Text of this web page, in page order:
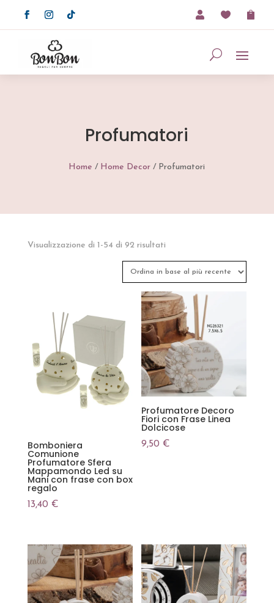
  
Profumatori
Home / Home Decor / Profumatori
Visualizzazione di 1-54 di 92 risultatiOrdina
in
base
più
recente
Bomboniera
Comunione
Profumatore Sfera
Mappamondo Led su
Mani con frase con box
regalo
13,40 €
Profumatore Decoro
Fiori con Frase Linea
Dolcicose
9,50€